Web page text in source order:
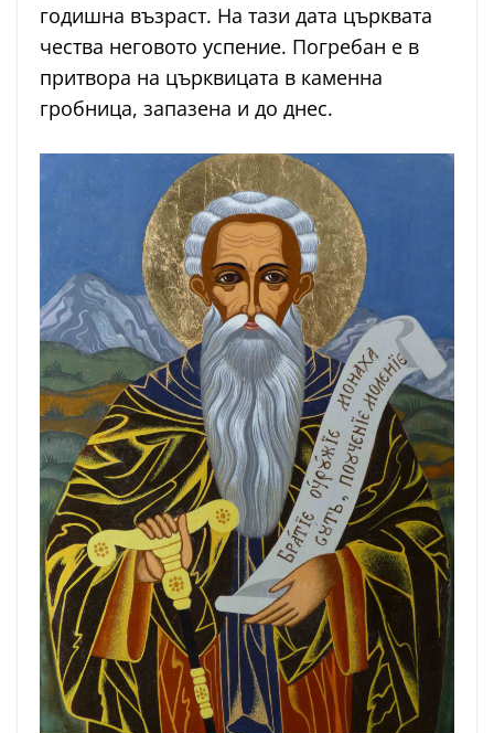
годишна възраст. На тази дата църквата
чества неговото успение. Погребан е в
притвора на църквицата в каменна
гробница, запазена и до днес.